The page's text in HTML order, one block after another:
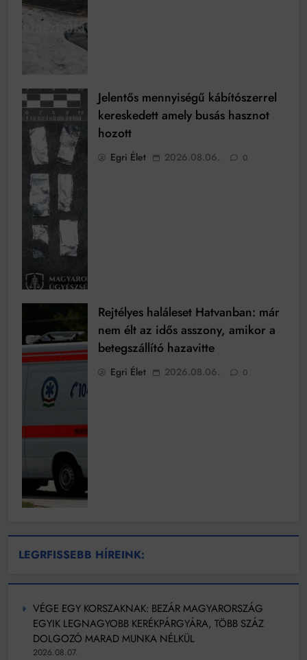
Jelentős mennyiségű kábítószerrel
kereskedett amely busás hasznot
hozott
Egri Élet 2026.08.06. 0
Rejtélyes haláleset Hatvanban: már
nem élt az idős asszony, amikor a
betegszállító hazavitte
Egri Élet 2026.08.06. 0
LEGRFISSEBB HÍREINK:
VÉGE EGY KORSZAKNAK: BEZÁR MAGYARORSZÁG
EGYIK LEGNAGYOBB KERÉKPÁRGYÁRA, TÖBB SZÁZ
DOLGOZÓ MARAD MUNKA NÉLKÜL
2026.08.07.